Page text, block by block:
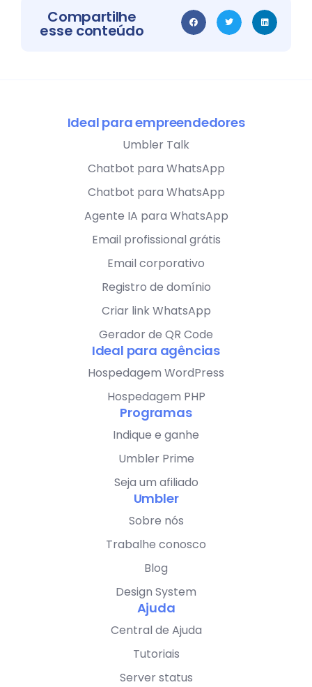
Compartilhe
esse conteúdo
Ideal para empreendedores
Umbler Talk
Chatbot para WhatsApp
Chatbot para WhatsApp
Agente IA para WhatsApp
Email profissional grátis
Email corporativo
Registro de domínio
Criar link WhatsApp
Gerador de QR Code
Ideal para agências
Hospedagem WordPress
Hospedagem PHP
Programas
Indique e ganhe
Umbler Prime
Seja um afiliado
Umbler
Sobre nós
Trabalhe conosco
Blog
Design System
Ajuda
Central de Ajuda
Tutoriais
Server status